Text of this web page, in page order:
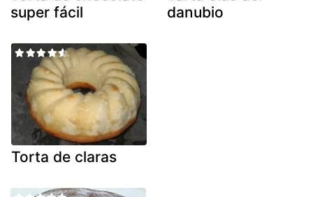
super fácil
danubio
Torta de claras